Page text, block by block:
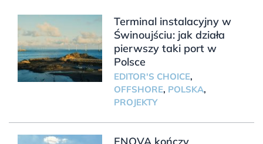
Terminal instalacyjny w
Świnoujściu: jak działa
pierwszy taki port w
Polsce
EDITOR'S CHOICE,
OFFSHORE, POLSKA,
PROJEKTY
ENOVA kończy